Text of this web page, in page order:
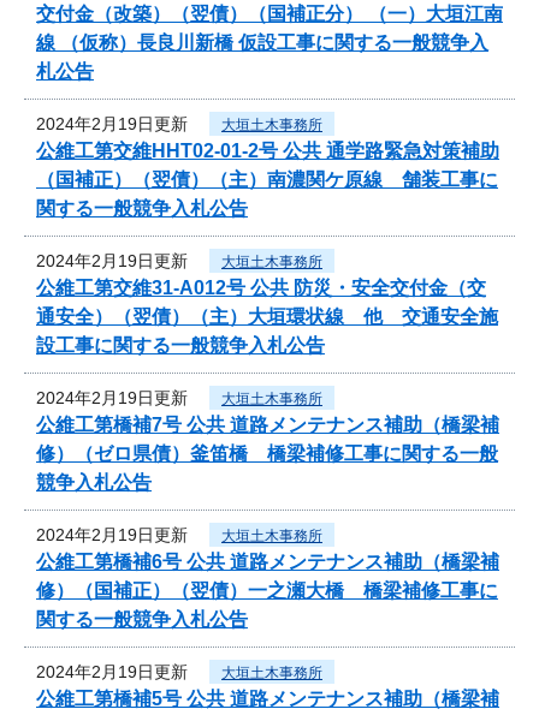
交付金（改築）（翌債）（国補正分） （一）大垣江南
線 （仮称）長良川新橋 仮設工事に関する一般競争入
札公告
2024年2月19日更新 大垣土木事務所
公維工第交維HHT02-01-2号 公共 通学路緊急対策補助
（国補正）（翌債）（主）南濃関ケ原線 舗装工事に
関する一般競争入札公告
2024年2月19日更新 大垣土木事務所
公維工第交維31-A012号 公共 防災・安全交付金（交
通安全）（翌債）（主）大垣環状線 他 交通安全施
設工事に関する一般競争入札公告
2024年2月19日更新 大垣土木事務所
公維工第橋補7号 公共 道路メンテナンス補助（橋梁補
修）（ゼロ県債）釜笛橋 橋梁補修工事に関する一般
競争入札公告
2024年2月19日更新 大垣土木事務所
公維工第橋補6号 公共 道路メンテナンス補助（橋梁補
修）（国補正）（翌債）一之瀬大橋 橋梁補修工事に
関する一般競争入札公告
2024年2月19日更新 大垣土木事務所
公維工第橋補5号 公共 道路メンテナンス補助（橋梁補